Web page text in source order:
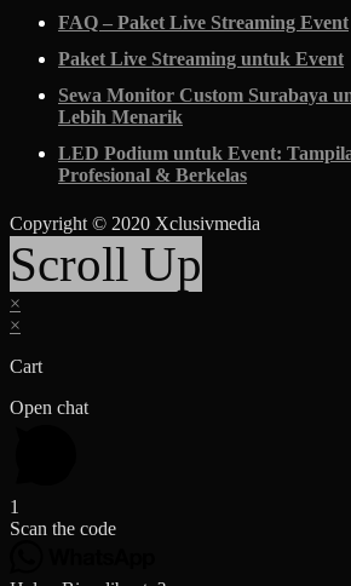
FAQ – Paket Live Streaming Event
Paket Live Streaming untuk Event
Sewa Monitor Custom Surabaya
Lebih Menarik
LED Podium untuk Event:
Profesional & Berkelas
Copyright © 2020 Xclusivmedia
Scroll Up
×
×
Cart
Open chat
1
Scan the code